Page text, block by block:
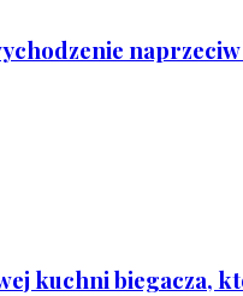
kuchni biegacza,